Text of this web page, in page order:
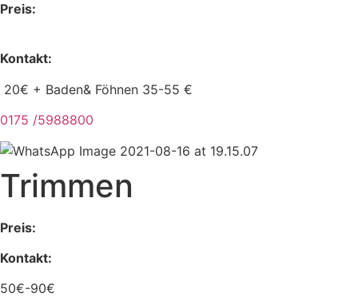
Preis:
Kontakt:
20€ + Baden& Föhnen 35-55 €
0175 /5988800
Trimmen
Preis:
Kontakt:
50€-90€